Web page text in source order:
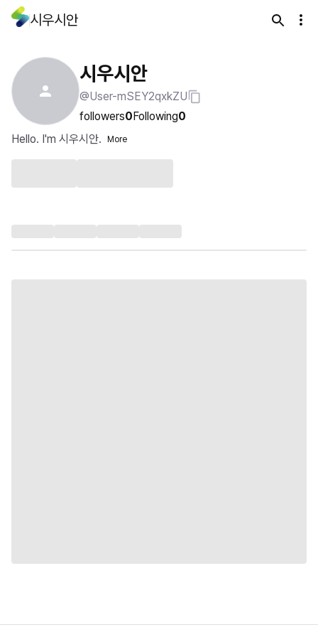
시우시안
시우시안
@User-mSEY2qxkZU
followers0Following0
Hello. I'm 시우시안.
More